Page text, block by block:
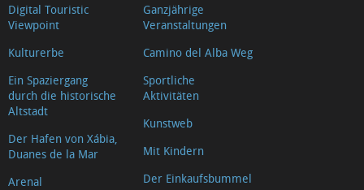
Digital Touristic
Viewpoint
Kulturerbe
Ein Spaziergang
durch die historische
Altstadt
Der Hafen von Xábia,
Duanes de la Mar
Arenal
Ganzjährige
Veranstaltungen
Camino del Alba Weg
Sportliche
Aktivitäten
Kunstweb
Mit Kindern
Der Einkaufsbummel